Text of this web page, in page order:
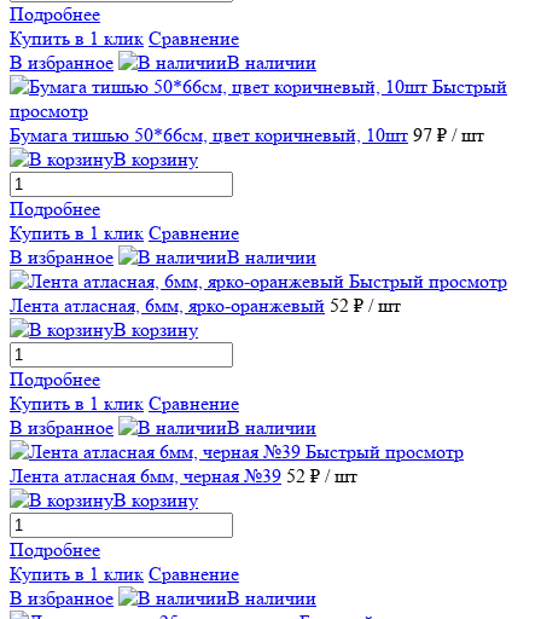
Подробнее
Купить в 1 клик Сравнение
В избранное
В наличии
Быстрый
просмотр
Бумага тишью 50*66см, цвет коричневый, 10шт 97 ₽ / шт
В корзину
Подробнее
Купить в 1 клик Сравнение
В избранное
В наличии
Быстрый просмотр
Лента атласная, 6мм, ярко-оранжевый 52 ₽ / шт
В корзину
Подробнее
Купить в 1 клик Сравнение
В избранное
В наличии
Быстрый просмотр
Лента атласная 6мм, черная №39 52 ₽ / шт
В корзину
Подробнее
Купить в 1 клик Сравнение
В избранное
В наличии